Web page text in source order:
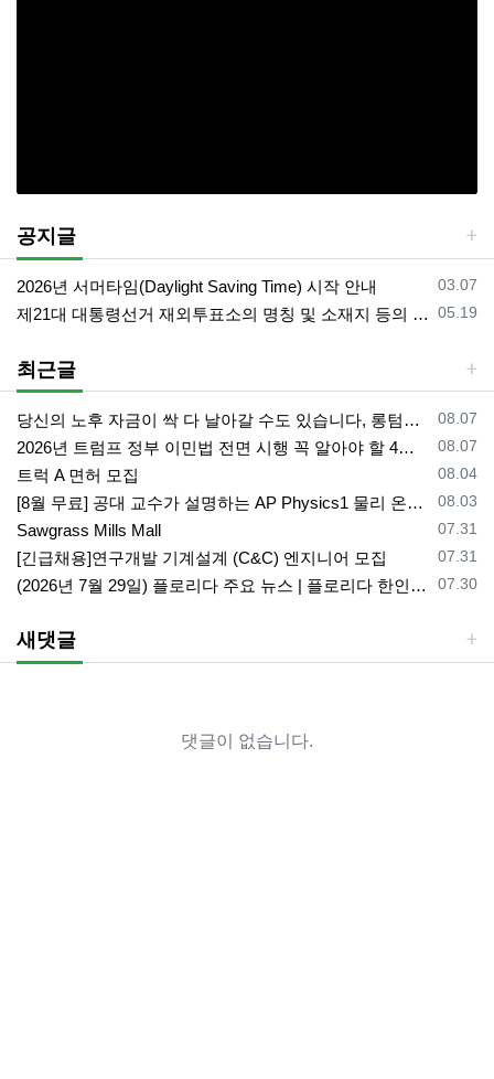
공지글
등록일
03.07
2026년 서머타임(Daylight Saving Time) 시작 안내
등록일
05.19
제21대 대통령선거 재외투표소의 명칭 및 소재지 등의 공고/올랜도 제외 투표소
최근글
등록일
08.07
당신의 노후 자금이 싹 다 날아갈 수도 있습니다, 롱텀케어 준비 하기
등록일
08.07
2026년 트럼프 정부 이민법 전면 시행 꼭 알아야 할 4가지!!
등록일
08.04
트럭 A 면허 모집
등록일
08.03
[8월 무료] 공대 교수가 설명하는 AP Physics1 물리 온라인 강의
등록일
07.31
Sawgrass Mills Mall
등록일
07.31
[긴급채용]연구개발 기계설계 (C&C) 엔지니어 모집
등록일
07.30
(2026년 7월 29일) 플로리다 주요 뉴스 | 플로리다 한인 닷컴
새댓글
댓글이 없습니다.